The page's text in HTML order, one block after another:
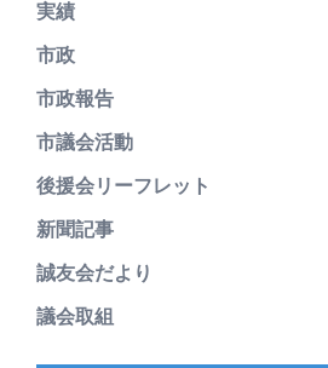
実績
市政
市政報告
市議会活動
後援会リーフレット
新聞記事
誠友会だより
議会取組